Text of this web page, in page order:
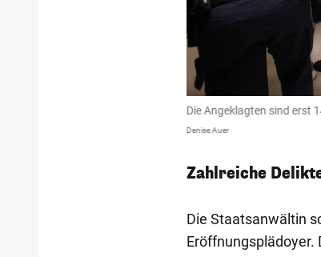
Die Angeklagten sind erst
Denise Auer
Zahlreiche
Die Staatsanwältin
Eröffnungsplädoyer.